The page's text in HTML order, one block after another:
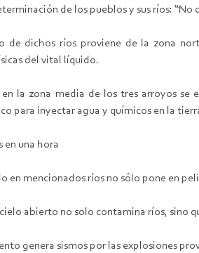
de los pueblos y sus ríos: “No
de dichos ríos proviene de la zona
del vital líquido.
en la zona media de los tres arroyos
para inyectar agua y químicos en la
en una hora
en mencionados ríos no sólo pone en
abierto no solo contamina ríos, sino
genera sismos por las explosiones